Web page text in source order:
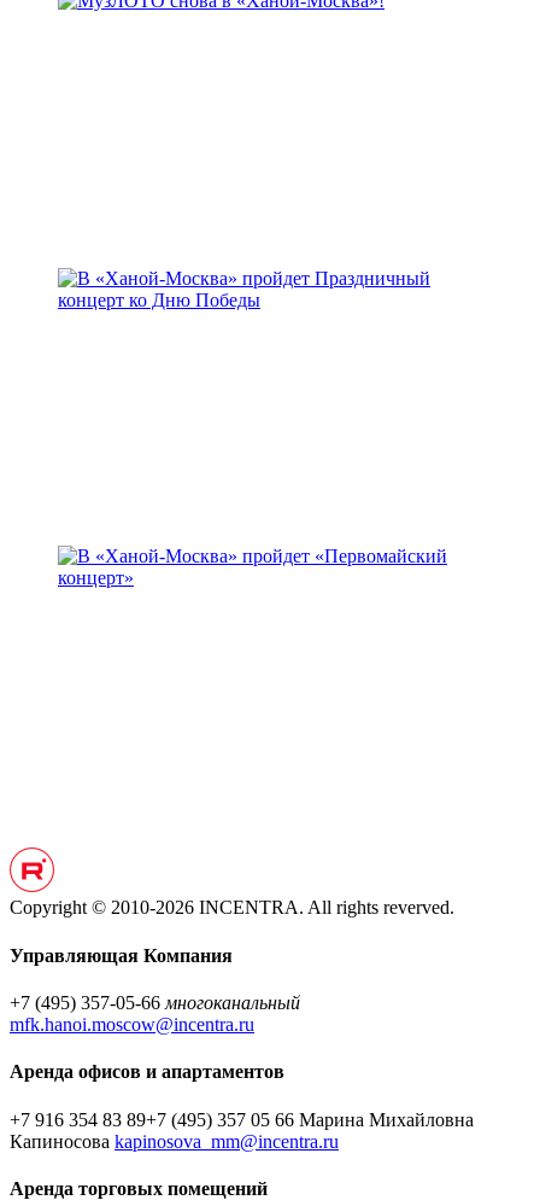
Copyright © 2010-2026 INCENTRA. All rights reverved.
Управляющая Компания
+7 (495) 357-05-66 многоканальный
mfk.hanoi.moscow@incentra.ru
Аренда офисов и апартаментов
+7 916 354 83 89+7 (495) 357 05 66 Марина Михайловна
Капиносова kapinosova_mm@incentra.ru
Аренда торговых помещений